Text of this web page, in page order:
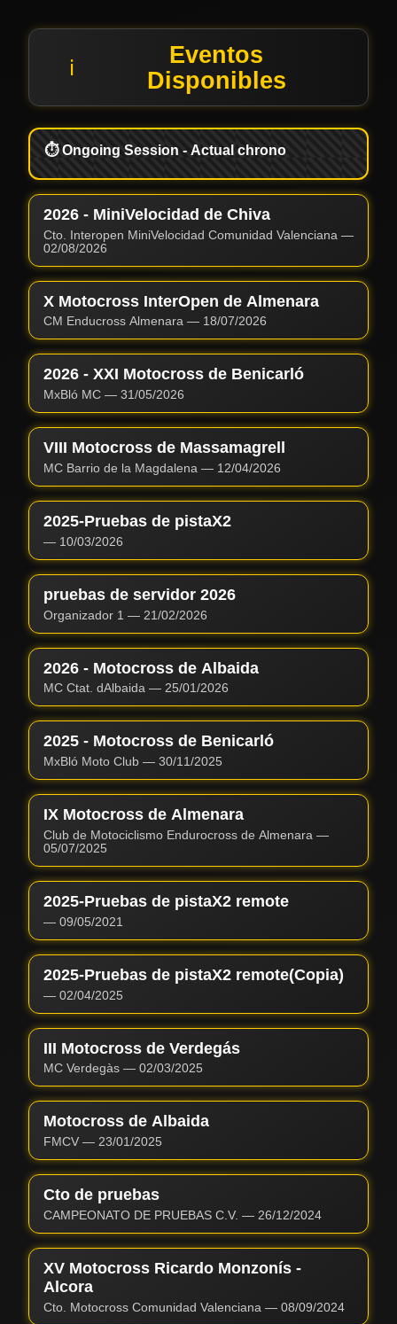
ℹ️
Eventos
Disponibles
⏱️ Ongoing Session - Actual chrono
2026 - MiniVelocidad de Chiva
Cto. Interopen MiniVelocidad Comunidad Valenciana —
02/08/2026
X Motocross InterOpen de Almenara
CM Enducross Almenara — 18/07/2026
2026 - XXI Motocross de Benicarló
MxBló MC — 31/05/2026
VIII Motocross de Massamagrell
MC Barrio de la Magdalena — 12/04/2026
2025-Pruebas de pistaX2
— 10/03/2026
pruebas de servidor 2026
Organizador 1 — 21/02/2026
2026 - Motocross de Albaida
MC Ctat. dAlbaida — 25/01/2026
2025 - Motocross de Benicarló
MxBló Moto Club — 30/11/2025
IX Motocross de Almenara
Club de Motociclismo Endurocross de Almenara —
05/07/2025
2025-Pruebas de pistaX2 remote
— 09/05/2021
2025-Pruebas de pistaX2 remote(Copia)
— 02/04/2025
III Motocross de Verdegás
MC Verdegàs — 02/03/2025
Motocross de Albaida
FMCV — 23/01/2025
Cto de pruebas
CAMPEONATO DE PRUEBAS C.V. — 26/12/2024
XV Motocross Ricardo Monzonís -
Alcora
Cto. Motocross Comunidad Valenciana — 08/09/2024